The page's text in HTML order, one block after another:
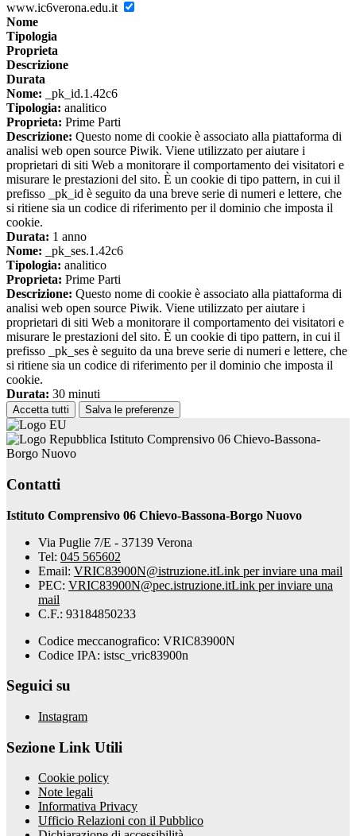
www.ic6verona.edu.it
Nome
Tipologia
Proprieta
Descrizione
Durata
Nome: _pk_id.1.42c6
Tipologia: analitico
Proprieta: Prime Parti
Descrizione: Questo nome di cookie è associato alla piattaforma di
analisi web open source Piwik. Viene utilizzato per aiutare i
proprietari di siti Web a monitorare il comportamento dei visitatori e
misurare le prestazioni del sito. È un cookie di tipo pattern, in cui il
prefisso _pk_id è seguito da una breve serie di numeri e lettere, che
si ritiene sia un codice di riferimento per il dominio che imposta il
cookie.
Durata: 1 anno
Nome: _pk_ses.1.42c6
Tipologia: analitico
Proprieta: Prime Parti
Descrizione: Questo nome di cookie è associato alla piattaforma di
analisi web open source Piwik. Viene utilizzato per aiutare i
proprietari di siti Web a monitorare il comportamento dei visitatori e
misurare le prestazioni del sito. È un cookie di tipo pattern, in cui il
prefisso _pk_ses è seguito da una breve serie di numeri e lettere, che
si ritiene sia un codice di riferimento per il dominio che imposta il
cookie.
Durata: 30 minuti
Accetta tutti Salva le preferenze
Istituto Comprensivo 06 Chievo-Bassona-
Borgo Nuovo
Contatti
Istituto Comprensivo 06 Chievo-Bassona-Borgo Nuovo
Via Puglie 7/E - 37139 Verona
Tel: 045 565602
Email: VRIC83900N@istruzione.itLink per inviare una mail
PEC: VRIC83900N@pec.istruzione.itLink per inviare una
mail
C.F.: 93184850233
Codice meccanografico: VRIC83900N
Codice IPA: istsc_vric83900n
Seguici su
Instagram
Sezione Link Utili
Cookie policy
Note legali
Informativa Privacy
Ufficio Relazioni con il Pubblico